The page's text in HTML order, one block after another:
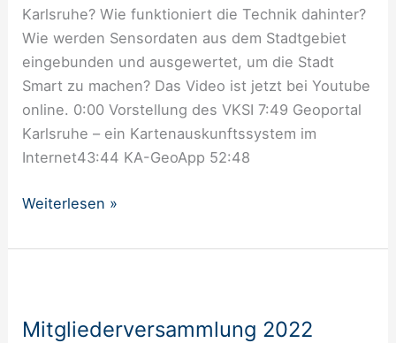
Karlsruhe? Wie funktioniert die Technik dahinter?
Wie werden Sensordaten aus dem Stadtgebiet
eingebunden und ausgewertet, um die Stadt
Smart zu machen? Das Video ist jetzt bei Youtube
online. 0:00 Vorstellung des VKSI 7:49 Geoportal
Karlsruhe – ein Kartenauskunftssystem im
Internet43:44 KA-GeoApp 52:48
Weiterlesen »
Mitglieder­versammlung 2022
2022